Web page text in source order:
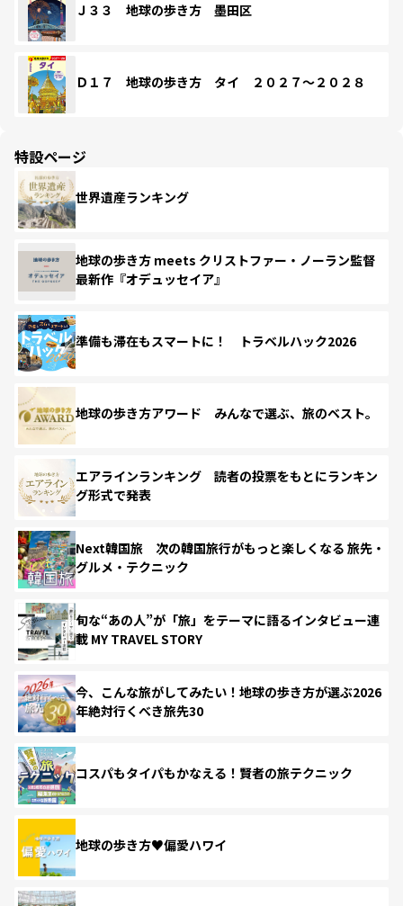
Ｊ３３ 地球の歩き方 墨田区
Ｄ１７ 地球の歩き方 タイ ２０２７～２０２８
特設ページ
世界遺産ランキング
地球の歩き方 meets クリストファー・ノーラン監督
最新作『オデュッセイア』
準備も滞在もスマートに！ トラベルハック2026
地球の歩き方アワード みんなで選ぶ、旅のベスト。
エアラインランキング 読者の投票をもとにランキン
グ形式で発表
Next韓国旅 次の韓国旅行がもっと楽しくなる 旅先・
グルメ・テクニック
旬な“あの人”が「旅」をテーマに語るインタビュー連
載 MY TRAVEL STORY
今、こんな旅がしてみたい！地球の歩き方が選ぶ2026
年絶対行くべき旅先30
コスパもタイパもかなえる！賢者の旅テクニック
地球の歩き方♥偏愛ハワイ